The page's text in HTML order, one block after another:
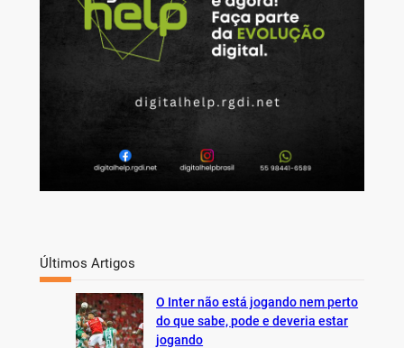
Últimos Artigos
O Inter não está jogando nem perto
do que sabe, pode e deveria estar
jogando